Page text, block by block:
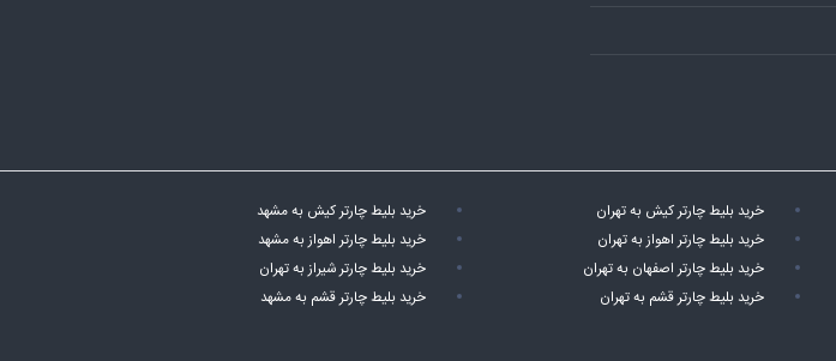
خرید بلیط چارتر کیش به تهران
خرید بلیط چارتر کیش به مشهد
خرید بلیط چارتر اهواز به تهران
خرید بلیط چارتر اهواز به مشهد
خرید بلیط چارتر اصفهان به تهران
خرید بلیط چارتر شیراز به تهران
خرید بلیط چارتر قشم به تهران خرید بلیط چارتر قشم به مشهد